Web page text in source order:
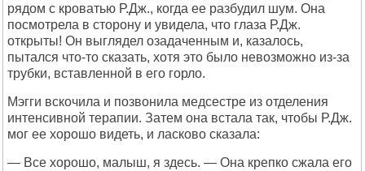
рядом с кроватью Р.Дж., когда ее разбудил шум. Она
посмотрела в сторону и увидела, что глаза Р.Дж.
открыты! Он выглядел озадаченным и, казалось,
пытался что-то сказать, хотя это было невозможно из-за
трубки, вставленной в его горло.
Мэгги вскочила и позвонила медсестре из отделения
интенсивной терапии. Затем она встала так, чтобы Р.Дж.
мог ее хорошо видеть, и ласково сказала:
— Все хорошо, малыш, я здесь. — Она крепко сжала его